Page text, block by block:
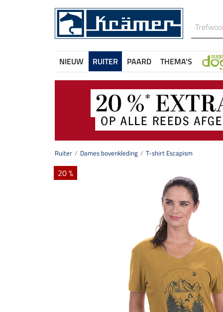
NIEUW RUITER PAARD THEMA'S
Ruiter Dames bovenkleding T-shirt Escapism
20 %